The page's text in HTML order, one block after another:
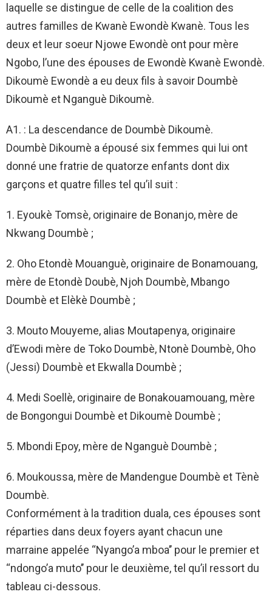
laquelle se distingue de celle de la coalition des
autres familles de Kwanè Ewondè Kwanè. Tous les
deux et leur soeur Njowe Ewondè ont pour mère
Ngobo, l’une des épouses de Ewondè Kwanè Ewondè.
Dikoumè Ewondè a eu deux fils à savoir Doumbè
Dikoumè et Nganguè Dikoumè.
A1. : La descendance de Doumbè Dikoumè.
Doumbè Dikoumè a épousé six femmes qui lui ont
donné une fratrie de quatorze enfants dont dix
garçons et quatre filles tel qu’il suit :
1. Eyoukè Tomsè, originaire de Bonanjo, mère de
Nkwang Doumbè ;
2. Oho Etondè Mouanguè, originaire de Bonamouang,
mère de Etondè Doubè, Njoh Doumbè, Mbango
Doumbè et Elèkè Doumbè ;
3. Mouto Mouyeme, alias Moutapenya, originaire
d’Ewodi mère de Toko Doumbè, Ntonè Doumbè, Oho
(Jessi) Doumbè et Ekwalla Doumbè ;
4. Medi Soellè, originaire de Bonakouamouang, mère
de Bongongui Doumbè et Dikoumè Doumbè ;
5. Mbondi Epoy, mère de Nganguè Doumbè ;
6. Moukoussa, mère de Mandengue Doumbè et Tènè
Doumbè.
Conformément à la tradition duala, ces épouses sont
réparties dans deux foyers ayant chacun une
marraine appelée ‘‘Nyango’a mboa’’ pour le premier et
‘‘ndongo’a muto’’ pour le deuxième, tel qu’il ressort du
tableau ci-dessous.